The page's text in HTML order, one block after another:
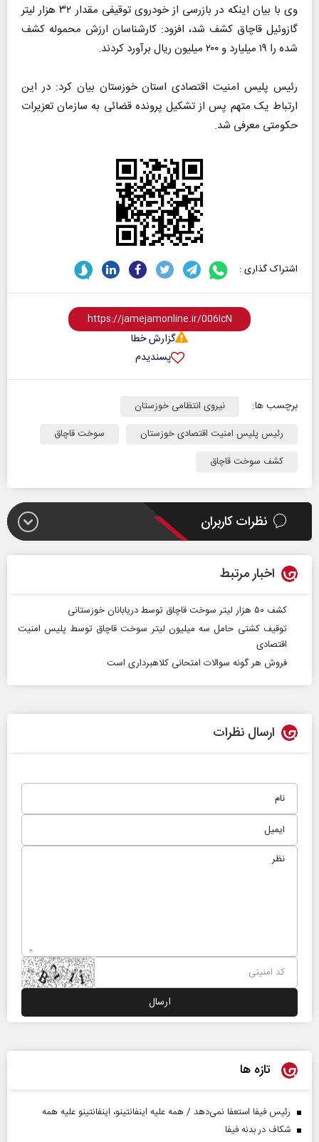
وی با بیان اینکه در بازرسی از خودروی توقیفی مقدار ۳۲ هزار لیتر
گازوئیل قاچاق کشف شد، افزود: کارشناسان ارزش محموله کشف
شده را ۱۹ میلیارد و ۲۰۰ میلیون ریال برآورد کردند.
رئیس پلیس امنیت اقتصادی استان خوزستان بیان کرد: در این
ارتباط یک متهم پس از تشکیل پرونده قضائی به سازمان تعزیرات
حکومتی معرفی شد.
اشتراک گذاری :
گزارش خطا
پسندیدم
برچسب ها:
نیروی انتظامی خوزستان
رئیس پلیس امنیت اقتصادی خوزستان
سوخت قاچاق
کشف سوخت قاچاق
نظرات کاربران
اخبار مرتبط
کشف ۵۰ هزار لیتر سوخت قاچاق توسط دریابانان خوزستانی
توقیف کشتی حامل سه میلیون لیتر سوخت قاچاق توسط پلیس امنیت
اقتصادی
فروش هر گونه سوالات امتحانی کلاهبرداری است
ارسال نظرات
تازه ها
رئیس فیفا استعفا نمی‌دهد / همه علیه اینفانتینو، اینفانتینو علیه همه
شکاف در بدنه فیفا